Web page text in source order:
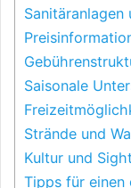
Saisonale
Strände und
Kultur und
Tipps für einen